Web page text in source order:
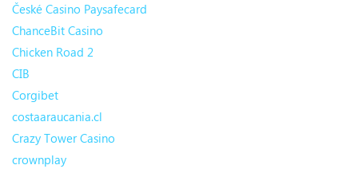
České Casino Paysafecard
ChanceBit Casino
Chicken Road 2
CIB
Corgibet
costaaraucania.cl
Crazy Tower Сasino
crownplay